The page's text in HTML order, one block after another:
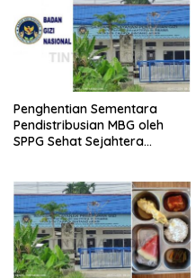
Penghentian Sementara
Pendistribusian MBG oleh
SPPG Sehat Sejahtera